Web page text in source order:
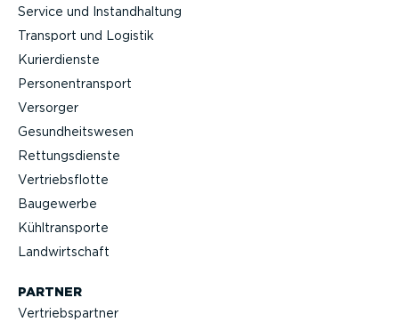
Service und Instand­haltung
Transport und Logistik
Kurier­dienste
Perso­nen­transport
Versorger
Gesund­heits­wesen
Rettungs­dienste
Vertriebs­flotte
Baugewerbe
Kühltrans­porte
Landwirt­schaft
PARTNER
Vertriebs­partner